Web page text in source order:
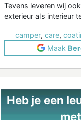
Tevens leveren wij
exterieur als interieur
camper, care,
Maak
Heb je een